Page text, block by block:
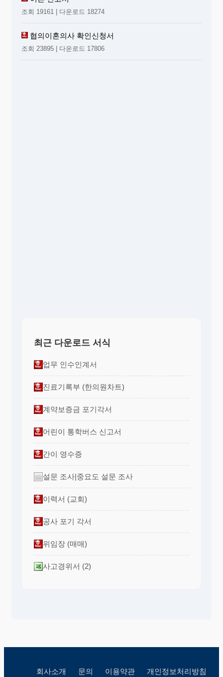
조회 19161 | 다운로드 18274
협의이혼의사 확인신청서
조회 23895 | 다운로드 17806
최근 다운로드 서식
업무 인수인계서
진료기록부 (한의원차트)
계약보증금 포기각서
어린이 통학버스 신고서
간이 영수증
설문 조사|중요도 설문 조사
이력서 (교회)
공사 포기 각서
위임장 (매매)
사고경위서 (2)
회사소개 문의 이용약관 개인정보처리방침